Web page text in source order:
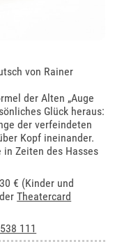
von Rainer
der Alten „Auge
Glück heraus:
der verfeindeten
Kopf ineinander.
Zeiten des Hasses
€ (Kinder und
Theatercard
111